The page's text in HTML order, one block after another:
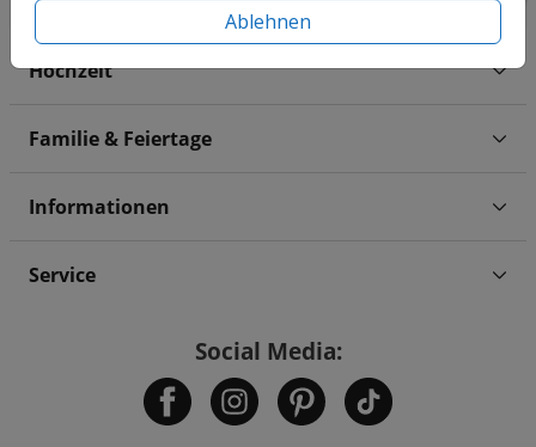
Ablehnen
Hochzeit
Familie & Feiertage
Informationen
Service
Social Media: